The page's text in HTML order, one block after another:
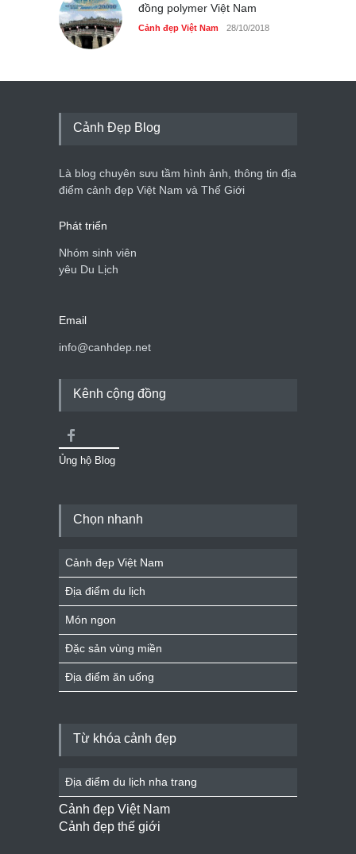
đồng polymer Việt Nam
Cảnh đẹp Việt Nam 28/10/2018
Cảnh Đẹp Blog
Là blog chuyên sưu tầm hình ảnh, thông tin địa
điểm cảnh đẹp Việt Nam và Thế Giới
Phát triển
Nhóm sinh viên
yêu Du Lịch
Email
info@canhdep.net
Kênh cộng đồng
Ủng hộ Blog
Chọn nhanh
Cảnh đẹp Việt Nam
Địa điểm du lịch
Món ngon
Đặc sản vùng miền
Địa điểm ăn uống
Từ khóa cảnh đẹp
Địa điểm du lịch nha trang
Cảnh đẹp Việt Nam
Cảnh đẹp thế giới